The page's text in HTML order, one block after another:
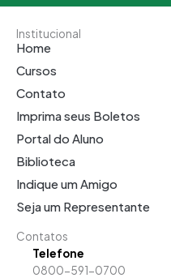
Institucional
Home
Cursos
Contato
Imprima seus Boletos
Portal do Aluno
Biblioteca
Indique um Amigo
Seja um Representante
Contatos
Telefone
0800-591-0700